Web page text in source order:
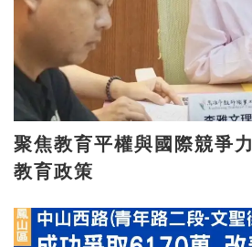
聚焦教育平權與國際競爭力 柯志恩端三大
教育政策